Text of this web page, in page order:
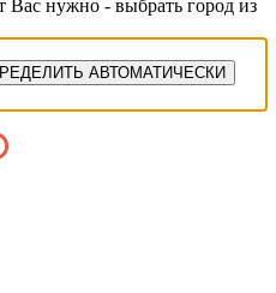
Вас нужно - выбрать город из
АВТОМАТИЧЕСКИ